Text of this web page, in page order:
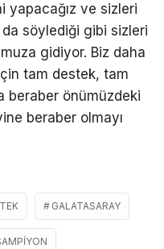
yapacağız ve sizleri
söylediği gibi sizleri
gidiyor. Biz daha
tam destek, tam
beraber önümüzdeki
beraber olmayı
GALATASARAY